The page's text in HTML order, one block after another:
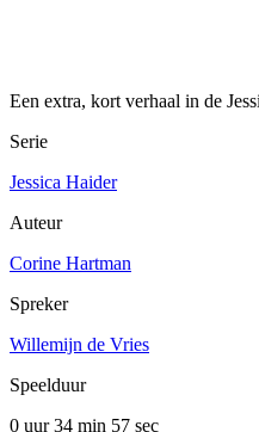
Een extra, kort verhaal in de
Serie
Jessica Haider
Auteur
Corine Hartman
Spreker
Willemijn de Vries
Speelduur
0 uur 34 min 57 sec